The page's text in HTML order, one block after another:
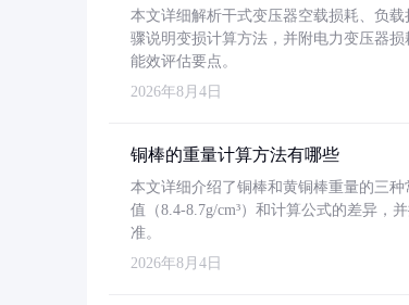
本文详细解析干式变压器空载损耗、负
骤说明变损计算方法，并附电力变压器
能效评估要点。
2026年8月4日
铜棒的重量计算方法有哪些
本文详细介绍了铜棒和黄铜棒重量的三
值（8.4-8.7g/cm³）和计算公式的差异，
准。
2026年8月4日